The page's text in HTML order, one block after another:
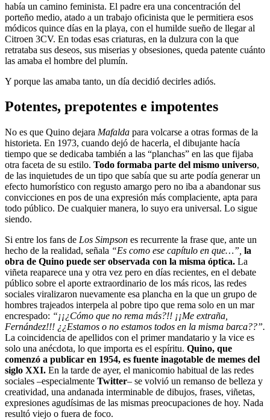
había un camino feminista. El padre era una concentración del
porteño medio, atado a un trabajo oficinista que le permitiera esos
módicos quince días en la playa, con el humilde sueño de llegar al
Citroen 3CV. En todas esas criaturas, en la dulzura con la que
retrataba sus deseos, sus miserias y obsesiones, queda patente cuánto
las amaba el hombre del plumín.
Y porque las amaba tanto, un día decidió decirles adiós.
Potentes, prepotentes e impotentes
No es que Quino dejara Mafalda para volcarse a otras formas de la
historieta. En 1973, cuando dejó de hacerla el dibujante hacía
tiempo que se dedicaba también a las “planchas” en las que fijaba
otra faceta de su estilo. Todo formaba parte del mismo universo,
de las inquietudes de un tipo que sabía que su arte podía generar un
efecto humorístico con regusto amargo pero no iba a abandonar sus
convicciones en pos de una expresión más complaciente, apta para
todo público. De cualquier manera, lo suyo era universal. Lo sigue
siendo.
Si entre los fans de Los Simpson es recurrente la frase que, ante un
hecho de la realidad, señala “Es como ese capítulo en que…”, la
obra de Quino puede ser observada con la misma óptica. La
viñeta reaparece una y otra vez pero en días recientes, en el debate
público sobre el aporte extraordinario de los más ricos, las redes
sociales viralizaron nuevamente esa plancha en la que un grupo de
hombres trajeados interpela al pobre tipo que rema solo en un mar
encrespado: “¡¡¿Cómo que no rema más?!! ¡¡Me extraña,
Fernández!!! ¿¿Estamos o no estamos todos en la misma barca??”.
La coincidencia de apellidos con el primer mandatario y la vice es
solo una anécdota, lo que importa es el espíritu. Quino, que
comenzó a publicar en 1954, es fuente inagotable de memes del
siglo XXI. En la tarde de ayer, el manicomio habitual de las redes
sociales –especialmente Twitter– se volvió un remanso de belleza y
creatividad, una andanada interminable de dibujos, frases, viñetas,
expresiones agudísimas de las mismas preocupaciones de hoy. Nada
resultó viejo o fuera de foco.